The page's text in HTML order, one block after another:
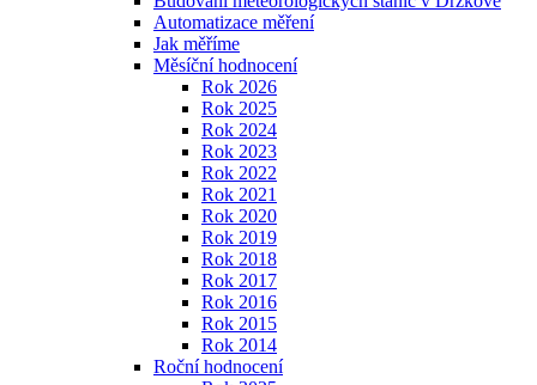
Automatizace měření
Jak měříme
Měsíční hodnocení
Rok 2026
Rok 2025
Rok 2024
Rok 2023
Rok 2022
Rok 2021
Rok 2020
Rok 2019
Rok 2018
Rok 2017
Rok 2016
Rok 2015
Rok 2014
Roční hodnocení